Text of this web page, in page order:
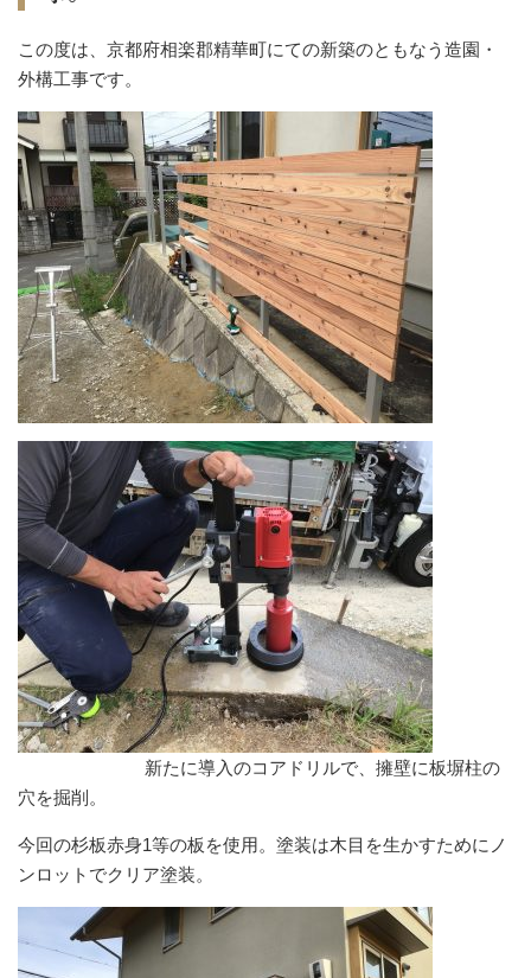
この度は、京都府相楽郡精華町にての新築のともなう造園・
外構工事です。
新たに導入のコアドリルで、擁壁に板塀柱の
穴を掘削。
今回の杉板赤身1等の板を使用。塗装は木目を生かすためにノ
ンロットでクリア塗装。